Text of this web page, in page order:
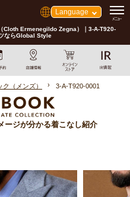
Language
Cloth Ermenegildo Zegna）｜3-A-T920-
ならGlobal Style
（メンズ） 3-A-T920-0001
ージが分かる着こなし紹介